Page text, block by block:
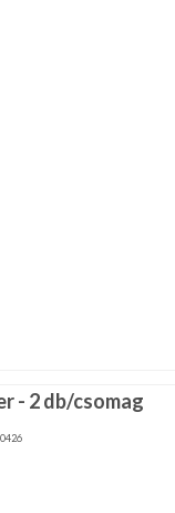
- 2 db/csomag